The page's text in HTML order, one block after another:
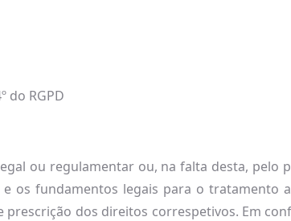
do RGPD
ou regulamentar ou, na falta desta, pelo
os fundamentos legais para o tratamento
dos direitos correspetivos. Em